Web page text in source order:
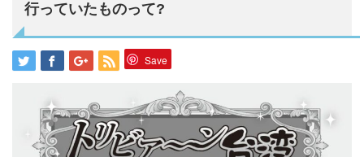
行っていたものって?
Save